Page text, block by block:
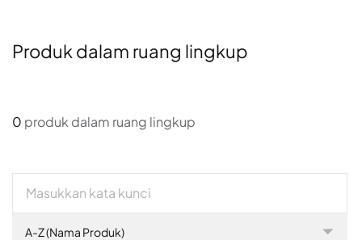
Produk dalam ruang lingkup
0 produk dalam ruang lingkup
A-Z (Nama Produk)